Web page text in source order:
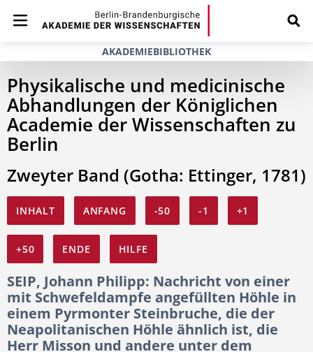
AKADEMIEBIBLIOTHEK
Physikalische und medicinische
Abhandlungen der Königlichen
Academie der Wissenschaften zu
Berlin
Zweyter Band (Gotha: Ettinger, 1781)
INHALT ANFANG -50 -1 +1
+50 ENDE HILFE
SEIP, Johann Philipp: Nachricht von einer
mit Schwefeldampfe angefüllten Höhle in
einem Pyrmonter Steinbruche, die der
Neapolitanischen Höhle ähnlich ist, die
Herr Misson und andere unter dem